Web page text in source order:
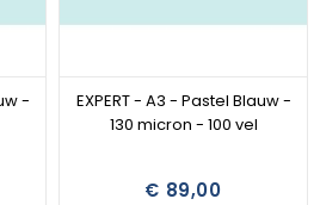
-
EXPERT - A3 - Pastel Blauw -
130 micron - 100 vel
€ 89,00